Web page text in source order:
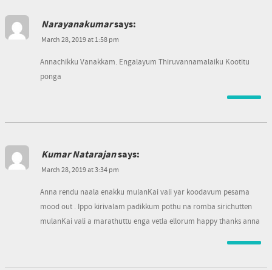
Narayanakumarsays:
March 28, 2019 at 1:58 pm
Annachikku Vanakkam. Engalayum Thiruvannamalaiku Kootitu
ponga
Kumar Natarajansays:
March 28, 2019 at 3:34 pm
Anna rendu naala enakku mulanKai vali yar koodavum pesama
mood out . Ippo kirivalam padikkum pothu na romba sirichutten
mulanKai vali a marathuttu enga vetla ellorum happy thanks anna